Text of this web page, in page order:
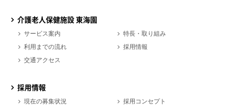
介護老人保健施設 東海園
サービス案内
特長・取り組み
利用までの流れ
採用情報
交通アクセス
採用情報
現在の募集状況
採用コンセプト